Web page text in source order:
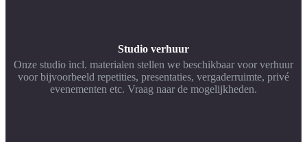
Studio verhuur
Onze studio incl. materialen stellen we beschikbaar voor verhuur
voor bijvoorbeeld repetities, presentaties, vergaderruimte, privé
evenementen etc. Vraag naar de mogelijkheden.